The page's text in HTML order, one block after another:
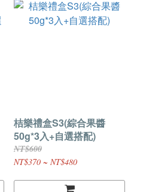
桔樂禮盒S3(綜合果醬
50g*3入+自選搭配)
NT$600
NT$370 ~ NT$480